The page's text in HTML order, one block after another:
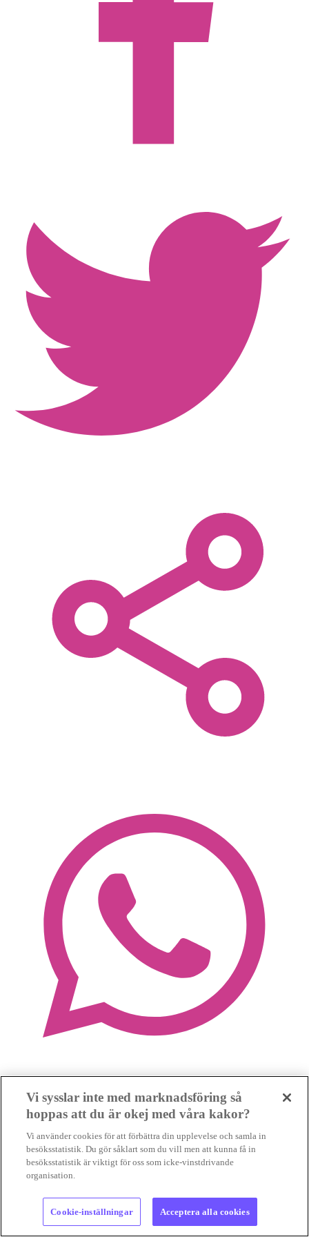
Vi sysslar inte med marknadsföring så
hoppas att du är okej med våra kakor?
Vi använder cookies för att förbättra din upplevelse och samla in
besöksstatistik. Du gör såklart som du vill men att kunna få in
besöksstatistik är viktigt för oss som icke-vinstdrivande
organisation.
Cookie-inställningar Acceptera alla cookies